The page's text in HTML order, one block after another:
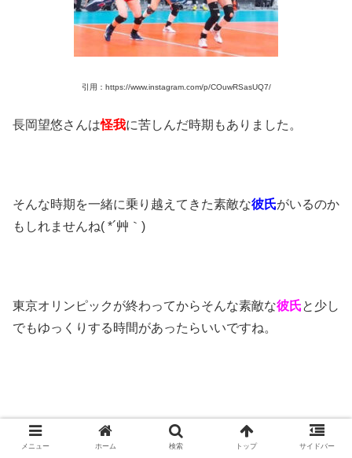
引用：https://www.instagram.com/p/COuwRSasUQ7/
長岡望悠さんは怪我に苦しんだ時期もありました。
そんな時期を一緒に乗り越えてきた素敵な彼氏がいるのか
もしれませんね( *´艸｀)
東京オリンピックが終わってからそんな素敵な彼氏と少し
でもゆっくりする時間があったらいいですね。
メニュー ホーム 検索 トップ サイドバー